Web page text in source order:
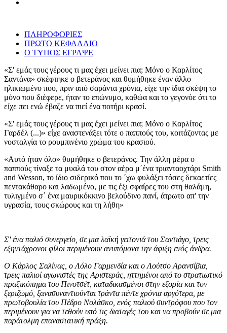
ΠΛΗΡΟΦΟΡΙΕΣ
ΠΡΩΤΟ ΚΕΦΑΛΑΙΟ
Ο ΤΥΠΟΣ ΕΓΡΑΨΕ
«Σ' εμάς τους γέρους τι μας έχει μείνει πια; Μόνο ο Καρλίτος
Σαντάνα» σκέφτηκε ο βετεράνος και θυμήθηκε έναν άλλο
ηλικιωμένο που, πριν από σαράντα χρόνια, είχε την ίδια σκέψη το
μόνο που διέφερε, ήταν το επώνυμο, καθώα και το γεγονόε ότι το
είχε πει ενώ έβαζε να πιεί ένα ποτήρι κρασί.
«Σ' εμάς τους γέρους τι μας έχει μείνει πια; Μόνο ο Καρλίτος
Γαρδέλ (...)» είχε αναστενάξει τότε ο παππούς του, κοιτάζοντας με
νοσταλγία το ρουμπινένιο χρώμα του κρασιού.
«Αυτό ήταν όλο» θυμήθηκε ο βετεράνος. Την άλλη μέρα ο
παππούς τίναξε τα μυαλά του στον αέρα μ΄ένα τριανταοχτάρι Smith
and Wesson, το ίδιο σιδερικό που το ΄χω φυλάξει τόσες δεκαετίες
πεντακάθαρο και λαδωμένο, με τις έξι σφαίρες του στη θαλάμη,
τυλιγμένο σ΄ ένα μαυρικόκκινο βελούδινο πανί, άτρωτο απ' την
υγρασία, τους σκώρους και τη λήθη»
Σ' ένα παλιό συνεργείο, σε μια λαϊκή γειτονιά του Σαντιάγο, τρεις
εξηντάχρονοι φίλοι περιμένουν ανυπόμονα την άφιξη ενός άνδρα.
Ο Κάρλος Σαλίνας, ο Λόλο Γαρμενδία και ο Λούτσο Αρανσίβια,
τρεις παλιοί αγωνιστές της Αριστεράς, ηττημένοι από το στρατιωτικό
πραξικόπημα του Πινοτσέτ, καταδικασμένοι στην εξορία και τον
ξεριζωμό, ξανασυναντιούνται τράντα πέντε χρόνια αργότερα, με
πρωτοβουλία του Πέδρο Νολάσκο, ενός παλιού συντρόφου που τον
περιμένουν για να τεθούν υπό τις διαταγές του και να προβούν σε μια
παράτολμη επαναστατική πράξη.